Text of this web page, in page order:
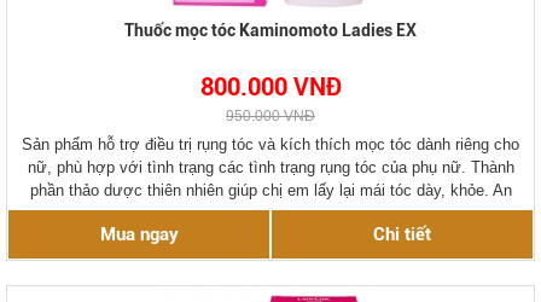
Thuốc mọc tóc Kaminomoto Ladies EX
800.000 VNĐ
950.000 VNĐ
Sản phẩm hỗ trợ điều trị rụng tóc và kích thích mọc tóc dành riêng cho
nữ, phù hợp với tình trạng các tình trạng rụng tóc của phụ nữ. Thành
phần thảo dược thiên nhiên giúp chị em lấy lại mái tóc dày, khỏe. An
toàn sử dụng,không tác dụng phụ.
Mua ngay Chi tiết